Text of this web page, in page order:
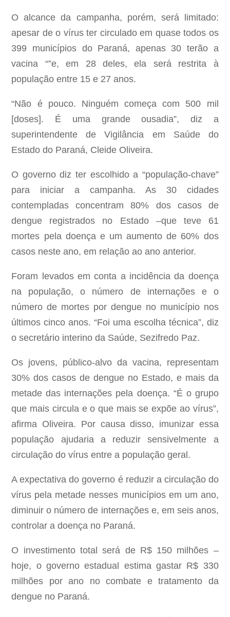
O alcance da campanha, porém, será limitado:
apesar de o vírus ter circulado em quase todos os
399 municípios do Paraná, apenas 30 terão a
vacina “”e, em 28 deles, ela será restrita à
população entre 15 e 27 anos.
“Não é pouco. Ninguém começa com 500 mil
[doses]. É uma grande ousadia”, diz a
superintendente de Vigilância em Saúde do
Estado do Paraná, Cleide Oliveira.
O governo diz ter escolhido a “população-chave”
para iniciar a campanha. As 30 cidades
contempladas concentram 80% dos casos de
dengue registrados no Estado –que teve 61
mortes pela doença e um aumento de 60% dos
casos neste ano, em relação ao ano anterior.
Foram levados em conta a incidência da doença
na população, o número de internações e o
número de mortes por dengue no município nos
últimos cinco anos. “Foi uma escolha técnica”, diz
o secretário interino da Saúde, Sezifredo Paz.
Os jovens, público-alvo da vacina, representam
30% dos casos de dengue no Estado, e mais da
metade das internações pela doença. “É o grupo
que mais circula e o que mais se expõe ao vírus”,
afirma Oliveira. Por causa disso, imunizar essa
população ajudaria a reduzir sensivelmente a
circulação do vírus entre a população geral.
A expectativa do governo é reduzir a circulação do
vírus pela metade nesses municípios em um ano,
diminuir o número de internações e, em seis anos,
controlar a doença no Paraná.
O investimento total será de R$ 150 milhões –
hoje, o governo estadual estima gastar R$ 330
milhões por ano no combate e tratamento da
dengue no Paraná.